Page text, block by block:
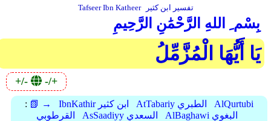
Tafseer Ibn Katheer تفسير ابن كثير
بِسْم ِ اللهِ الرَّحْمَٰنِ الرَّحِيمِ
يَا أَيُّهَا الْمُزَّمِّلُ
+/- -/+
: 📗 → IbnKathir ابن كثير AtTabariy الطبري
AlQurtubi
القرطوبي
AsSaadiyy السعدي
AlBaghawi البغوي